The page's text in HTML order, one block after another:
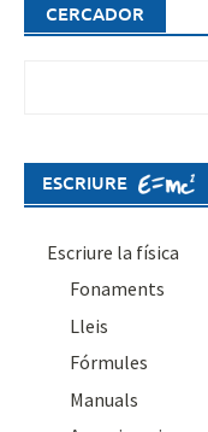
CERCADOR
ESCRIURE
Escriure la física
Fonaments
Lleis
Fórmules
Manuals